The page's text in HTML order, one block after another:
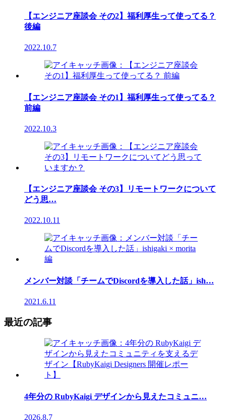
【エンジニア座談会 その2】福利厚生って使ってる？
後編
2022.10.7
【エンジニア座談会 その1】福利厚生って使ってる？
前編
2022.10.3
【エンジニア座談会 その3】リモートワークについて
どう思…
2022.10.11
メンバー対談「チームでDiscordを導入した話」ish…
2021.6.11
最近の記事
4年分の RubyKaigi デザインから見えたコミュニ…
2026.8.7